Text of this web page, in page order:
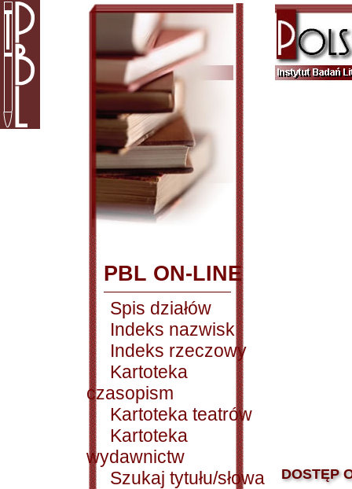
PBL ON-LINE
Spis działów
Indeks nazwisk
Indeks rzeczowy
Kartoteka
czasopism
Kartoteka teatrów
Kartoteka
wydawnictw
Szukaj tytułu/słowa
DOSTĘP